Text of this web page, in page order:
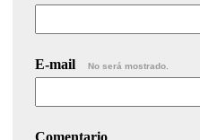
E-mail No será mostrado.
Comentario